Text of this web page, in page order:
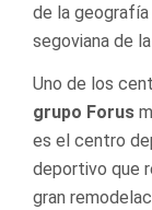
de la
segoviana de
Uno de los
grupo Forus
es el centro
deportivo que
gran